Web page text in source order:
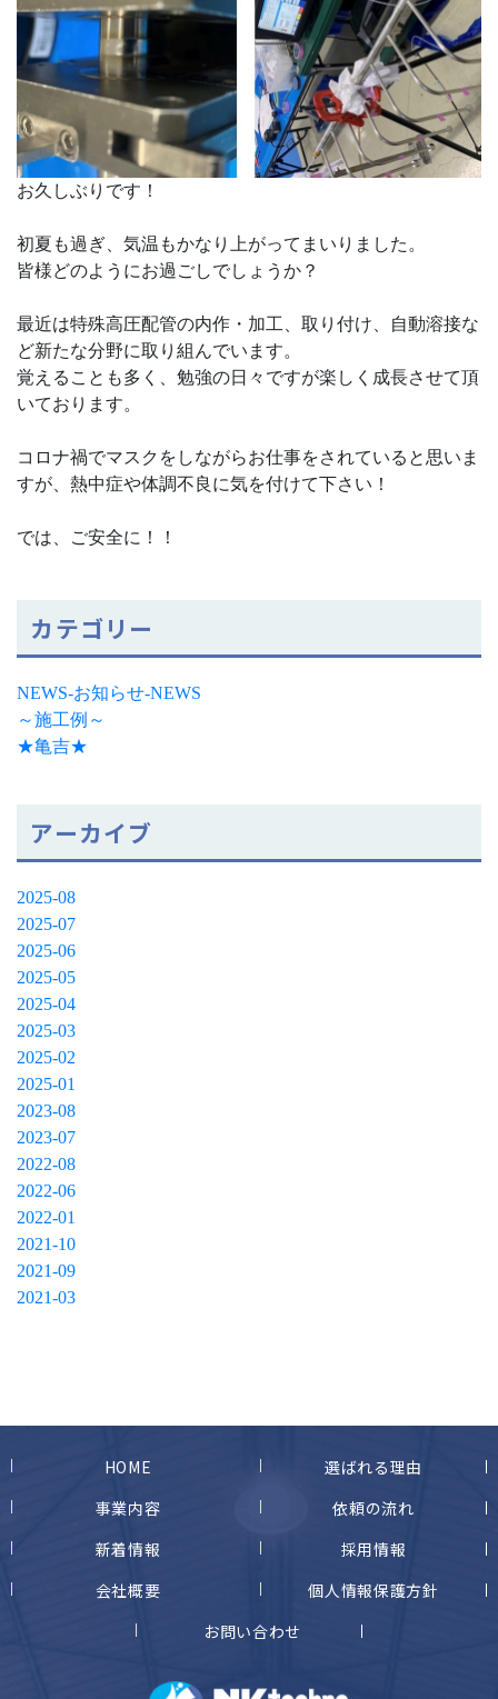
お久しぶりです！
初夏も過ぎ、気温もかなり上がってまいりました。
皆様どのようにお過ごしでしょうか？
最近は特殊高圧配管の内作・加工、取り付け、自動溶接な
ど新たな分野に取り組んでいます。
覚えることも多く、勉強の日々ですが楽しく成長させて頂
いております。
コロナ禍でマスクをしながらお仕事をされていると思いま
すが、熱中症や体調不良に気を付けて下さい！
では、ご安全に！！
カテゴリー
NEWS-お知らせ-NEWS
～施工例～
★亀吉★
アーカイブ
2025-08
2025-07
2025-06
2025-05
2025-04
2025-03
2025-02
2025-01
2023-08
2023-07
2022-08
2022-06
2022-01
2021-10
2021-09
2021-03
HOME
選ばれる理由
事業内容
依頼の流れ
新着情報
採用情報
会社概要
個人情報保護方針
お問い合わせ